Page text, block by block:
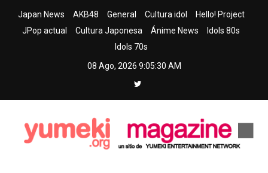
Japan News AKB48 General Cultura idol
Hello! Project
JPop actual
Cultura Japonesa Ánime News
Idols 80s
Idols 70s
08 Ago, 2026 9:05:31 AM